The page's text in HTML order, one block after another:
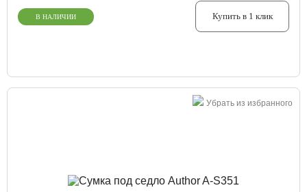
В НАЛИЧИИ Купить в 1 клик
Убрать из избранного